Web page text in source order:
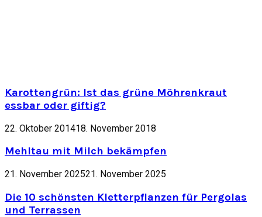
Karottengrün: Ist das grüne Möhrenkraut
essbar oder giftig?
22. Oktober 201418. November 2018
Mehltau mit Milch bekämpfen
21. November 202521. November 2025
Die 10 schönsten Kletterpflanzen für Pergolas
und Terrassen